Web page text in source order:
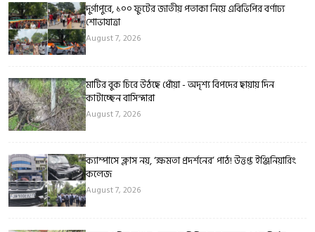
দুর্গাপুরে, ১০০ ফুটের জাতীয় পতাকা নিয়ে এবিভিপির বর্ণাঢ্য
শোভাযাত্রা
August 7, 2026
মাটির বুক চিরে উঠছে ধোঁয়া - অদৃশ্য বিপদের ছায়ায় দিন
কাটাচ্ছেন বাসিন্দারা
August 7, 2026
ক্যাম্পাসে ক্লাস নয়, ‘ক্ষমতা প্রদর্শনের’ পাঠ! উত্তপ্ত ইঞ্জিনিয়ারিং
কলেজ
August 7, 2026